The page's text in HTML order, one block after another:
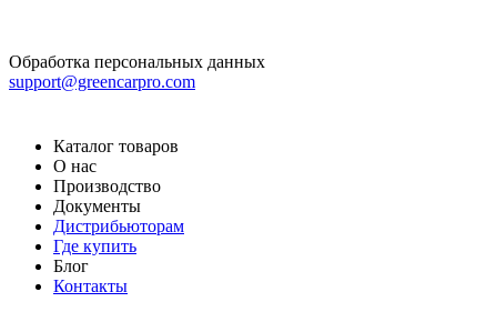
Обработка персональных данных
support@greencarpro.com
Каталог товаров
О нас
Производство
Документы
Дистрибьюторам
Где купить
Блог
Контакты